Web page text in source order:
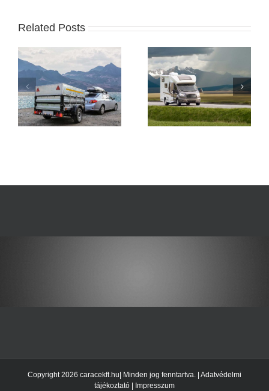
Related Posts
Guruló otthon a
vizsgapadon – Hogyan
bukhat meg a lakóautó
egy gázcső miatt?
A műszaki vizsga díja
megnövekedett
Copyright 2026 caracekft.hu| Minden jog fenntartva. | Adatvédelmi
tájékoztató
Impresszum